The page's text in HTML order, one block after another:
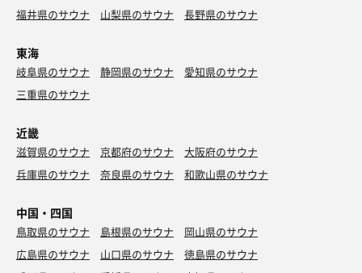
福井県のサウナ
山梨県のサウナ 長野県のサウナ
東海
岐阜県のサウナ 静岡県のサウナ
愛知県のサウナ
三重県のサウナ
近畿
滋賀県のサウナ 京都府のサウナ
大阪府のサウナ
兵庫県のサウナ
奈良県のサウナ 和歌山県のサウナ
中国・四国
鳥取県のサウナ 島根県のサウナ
岡山県のサウナ
広島県のサウナ
山口県のサウナ
徳島県のサウナ